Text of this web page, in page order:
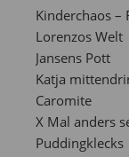
Kinderchaos –
Lorenzos Welt
Jansens Pott
Katja
Caromite
X Mal anders
Puddingklecks